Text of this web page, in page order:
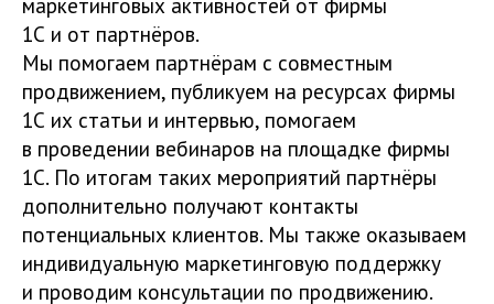
1С и от партнёров.
Мы помогаем партнёрам с совместным
продвижением, публикуем на ресурсах фирмы
1С их статьи и интервью, помогаем
в проведении вебинаров на площадке фирмы
1С. По итогам таких мероприятий партнёры
дополнительно получают контакты
потенциальных клиентов. Мы также оказываем
индивидуальную маркетинговую поддержку
и проводим консультации по продвижению.